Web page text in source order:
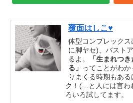
覆面はしこ♥
体型コンプレック
に脚ヤセ)、バスト
るよ。
「生まれつ
る」 ってことがわ
りまくる時期もあ
ク！(…と人には言わ
ろいろ試してます。